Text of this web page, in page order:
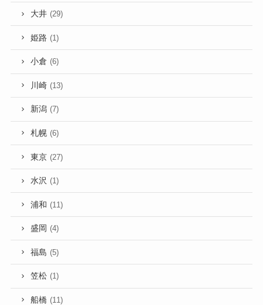
大井 (29)
姫路 (1)
小倉 (6)
川崎 (13)
新潟 (7)
札幌 (6)
東京 (27)
水沢 (1)
浦和 (11)
盛岡 (4)
福島 (5)
笠松 (1)
船橋 (11)